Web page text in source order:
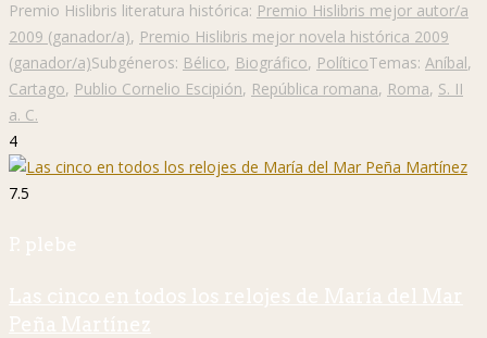
Premio Hislibris literatura histórica: Premio Hislibris mejor autor/a
2009 (ganador/a), Premio Hislibris mejor novela histórica 2009
(ganador/a)Subgéneros: Bélico, Biográfico, PolíticoTemas: Aníbal,
Cartago, Publio Cornelio Escipión, República romana, Roma, S. II
a. C.
4
7.5
P. plebe
Las cinco en todos los relojes de María del Mar
Peña Martínez